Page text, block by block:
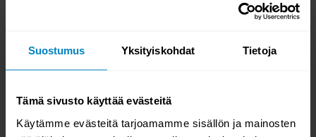
Suostumus Yksityiskohdat Tietoja
Tämä sivusto käyttää evästeitä
Käytämme evästeitä tarjoamamme sisällön ja mainosten